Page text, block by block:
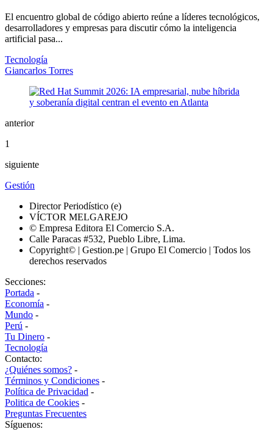
El encuentro global de código abierto reúne a líderes tecnológicos,
desarrolladores y empresas para discutir cómo la inteligencia
artificial pasa...
Tecnología
Giancarlos Torres
anterior
1
siguiente
Gestión
Director Periodístico (e)
VÍCTOR MELGAREJO
© Empresa Editora El Comercio S.A.
Calle Paracas #532, Pueblo Libre, Lima.
Copyright© | Gestion.pe | Grupo El Comercio | Todos los
derechos reservados
Secciones:
Portada -
Economía -
Mundo -
Perú -
Tu Dinero -
Tecnología
Contacto:
¿Quiénes somos? -
Términos y Condiciones -
Política de Privacidad -
Politica de Cookies -
Preguntas Frecuentes
Síguenos: